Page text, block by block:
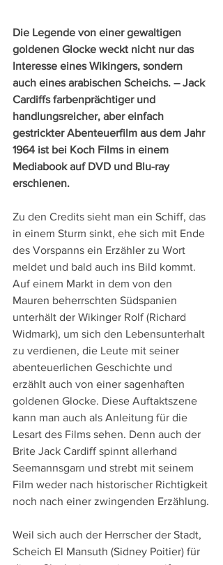
Die Legende von einer gewaltigen
goldenen Glocke weckt nicht nur das
Interesse eines Wikingers, sondern
auch eines arabischen Scheichs. – Jack
Cardiffs farbenprächtiger und
handlungsreicher, aber einfach
gestrickter Abenteuerfilm aus dem Jahr
1964 ist bei Koch Films in einem
Mediabook auf DVD und Blu-ray
erschienen.
Zu den Credits sieht man ein Schiff, das
in einem Sturm sinkt, ehe sich mit Ende
des Vorspanns ein Erzähler zu Wort
meldet und bald auch ins Bild kommt.
Auf einem Markt in dem von den
Mauren beherrschten Südspanien
unterhält der Wikinger Rolf (Richard
Widmark), um sich den Lebensunterhalt
zu verdienen, die Leute mit seiner
abenteuerlichen Geschichte und
erzählt auch von einer sagenhaften
goldenen Glocke. Diese Auftaktszene
kann man auch als Anleitung für die
Lesart des Films sehen. Denn auch der
Brite Jack Cardiff spinnt allerhand
Seemannsgarn und strebt mit seinem
Film weder nach historischer Richtigkeit
noch nach einer zwingenden Erzählung.
Weil sich auch der Herrscher der Stadt,
Scheich El Mansuth (Sidney Poitier) für